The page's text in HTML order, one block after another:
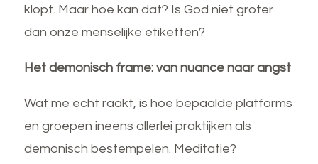
klopt. Maar hoe kan dat? Is God niet groter
dan onze menselijke etiketten?
Het demonisch frame: van nuance naar angst
Wat me echt raakt, is hoe bepaalde platforms
en groepen ineens allerlei praktijken als
demonisch bestempelen. Meditatie?